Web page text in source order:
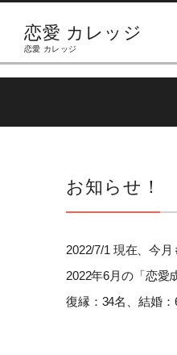
恋愛 カレッジ
恋愛 カレッジ
お知らせ！
2022/7/1 現在、今
2022年6月の「恋愛
復縁：34名、結婚